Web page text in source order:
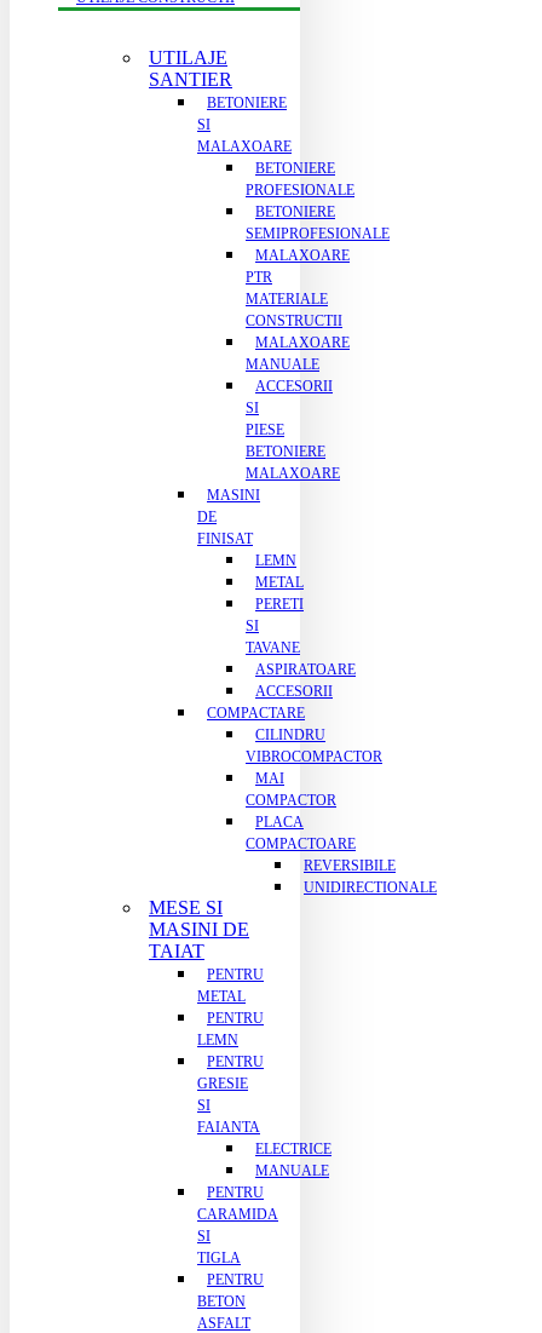
UTILAJE
SANTIER
BETONIERE
SI
MALAXOARE
BETONIERE
PROFESIONALE
BETONIERE
SEMIPROFESIONALE
MALAXOARE
PTR
MATERIALE
CONSTRUCTII
MALAXOARE
MANUALE
ACCESORII
SI
PIESE
BETONIERE
MALAXOARE
MASINI
DE
FINISAT
LEMN
METAL
PERETI
SI
TAVANE
ASPIRATOARE
ACCESORII
COMPACTARE
CILINDRU
VIBROCOMPACTOR
MAI
COMPACTOR
PLACA
COMPACTOARE
REVERSIBILE
UNIDIRECTIONALE
MESE SI
MASINI DE
TAIAT
PENTRU
METAL
PENTRU
LEMN
PENTRU
GRESIE
SI
FAIANTA
ELECTRICE
MANUALE
PENTRU
CARAMIDA
SI
TIGLA
PENTRU
BETON
ASFALT